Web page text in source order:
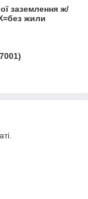
заземлення ж/
жили